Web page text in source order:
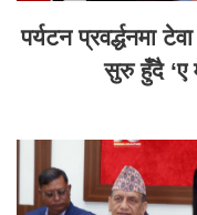
पर्यटन प्रवर्द्धनमा
सुरु हुँदै ‘ए